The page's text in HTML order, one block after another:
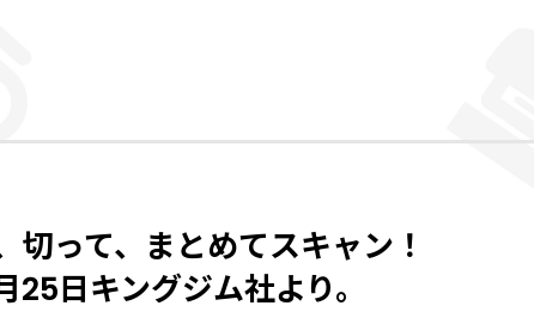
切って、まとめてスキャン！
25日キングジム社より。